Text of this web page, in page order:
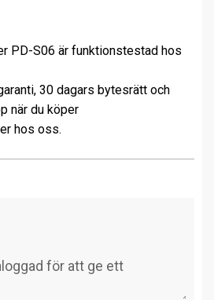
PD-S06 är funktionstestad hos
30 dagars bytesrätt och
när du köper
hos oss.